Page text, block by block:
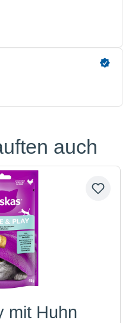
auch
mit Huhn